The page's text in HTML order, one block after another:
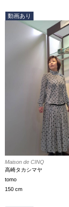
動画あり
Maison de CINQ
高崎タカシマヤ
tomo
150 cm